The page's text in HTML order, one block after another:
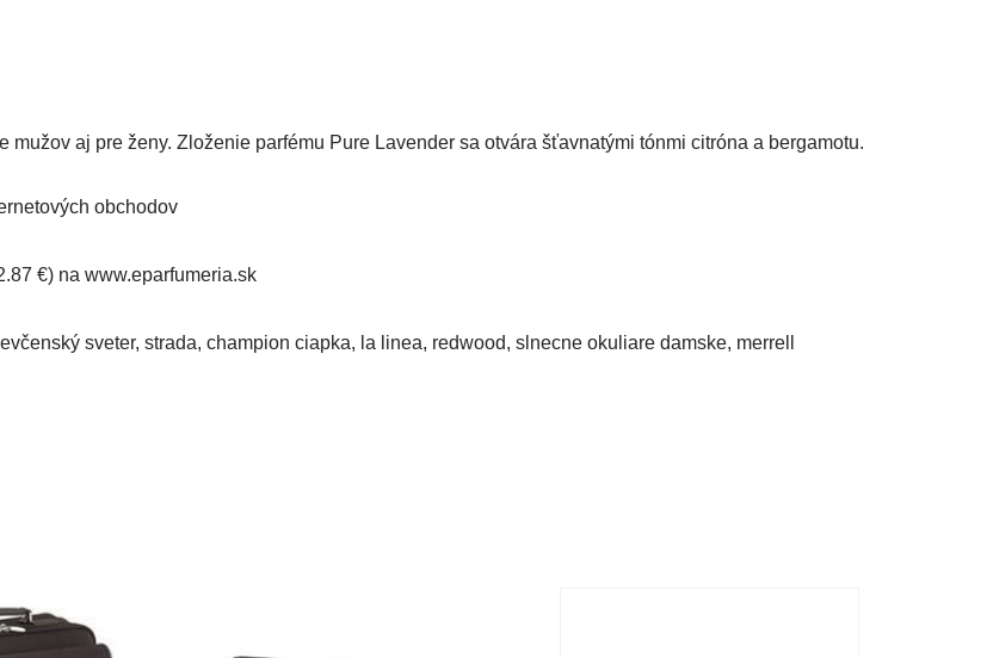
aj pre ženy. Zloženie parfému Pure Lavender sa otvára šťavnatými tónmi citróna a bergamotu.
obchodov
€) na www.eparfumeria.sk
sveter, strada, champion ciapka, la linea, redwood, slnecne okuliare damske, merrell